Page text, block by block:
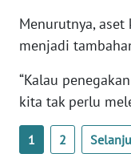
Menurutnya,
menjadi
“Kalau
kita tak perlu
1 2
NTT
KEPRI
PAPUA